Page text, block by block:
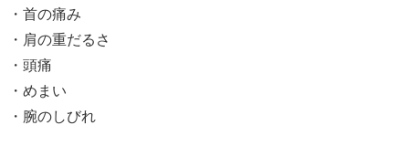
・首の痛み
・肩の重だるさ
・頭痛
・めまい
・腕のしびれ